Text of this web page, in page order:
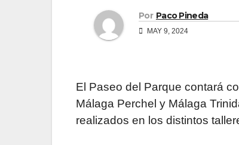
Por Paco Pineda
MAY 9, 2024
El Paseo del Parque contará
Málaga Perchel y Málaga
realizados en los distintos